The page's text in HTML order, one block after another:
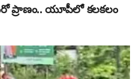
యూపీలో కలకలం